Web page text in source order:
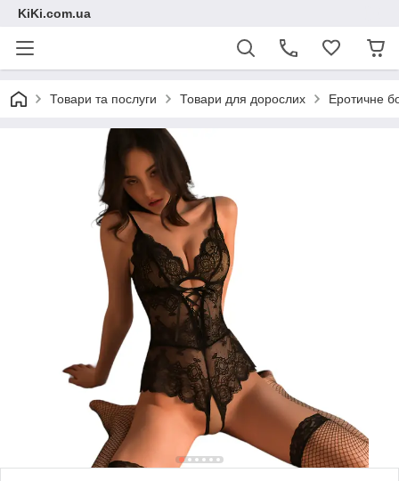
KiKi.com.ua
Товари та послуги Товари для дорослих Еротичне